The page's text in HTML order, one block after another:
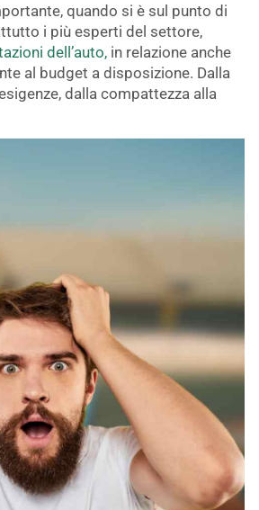
quando si è sul punto di
i più esperti del settore,
dell’auto, in relazione anche
al budget a disposizione. Dalla
dalla compattezza alla